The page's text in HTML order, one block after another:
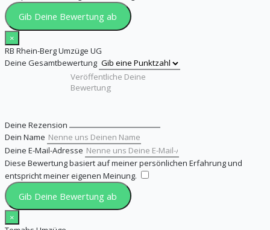
Gib Deine Bewertung ab
×
RB Rhein-Berg Umzüge UG
Deine Gesamtbewertung
Deine Rezension
Dein Name
Deine E-Mail-Adresse
Diese Bewertung basiert auf meiner persönlichen Erfahrung und
entspricht meiner eigenen Meinung.
Gib Deine Bewertung ab
×